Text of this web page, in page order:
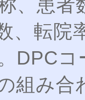
、患者
、転院
DPC
組み